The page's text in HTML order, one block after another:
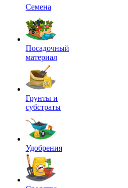
Семена
Посадочный
материал
Грунты и
субстраты
Удобрения